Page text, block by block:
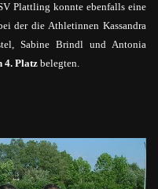
Plattling konnte ebenfalls eine
der die Athletinnen Kassandra
Sabine Brindl und Antonia
4. Platzbelegten.